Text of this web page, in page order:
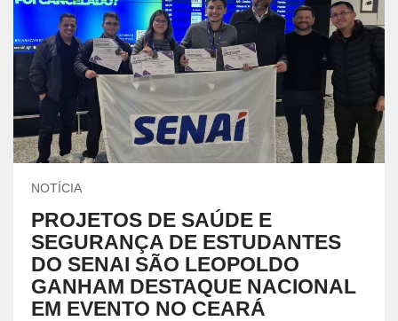
NOTÍCIA
PROJETOS DE SAÚDE E
SEGURANÇA DE ESTUDANTES
DO SENAI SÃO LEOPOLDO
GANHAM DESTAQUE NACIONAL
EM EVENTO NO CEARÁ